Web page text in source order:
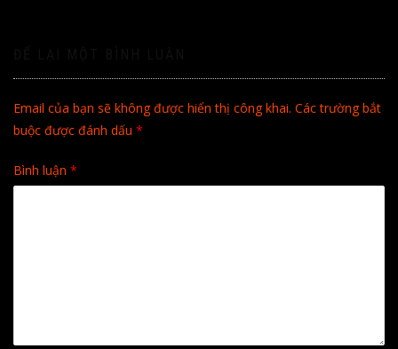
Email của bạn sẽ không được hiển thị công khai. Các trường bắt
buộc được đánh dấu *
Bình luận *